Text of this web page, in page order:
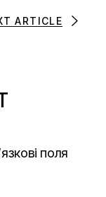
ARTICLE
поля